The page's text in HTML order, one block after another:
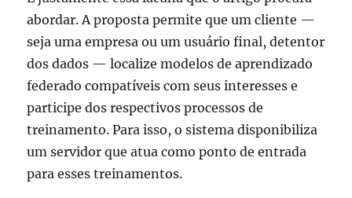
abordar. A proposta permite que um cliente —
seja uma empresa ou um usuário final, detentor
dos dados — localize modelos de aprendizado
federado compatíveis com seus interesses e
participe dos respectivos processos de
treinamento. Para isso, o sistema disponibiliza
um servidor que atua como ponto de entrada
para esses treinamentos.